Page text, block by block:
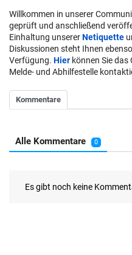
Willkommen in unserer
geprüft und anschließend
Einhaltung unsererNetiquette
Diskussionen steht Ihnen
Verfügung. Hier können Sie
Melde- und Abhilfestelle